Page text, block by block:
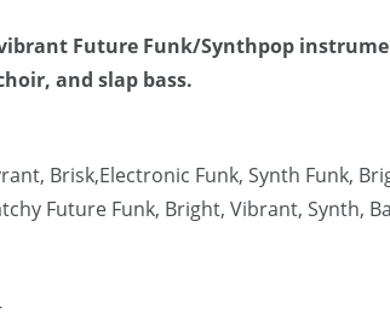
Future Funk/Synthpop
and slap bass.
Brisk,Electronic Funk, Synth Funk,
Future Funk, Bright, Vibrant, Synth,